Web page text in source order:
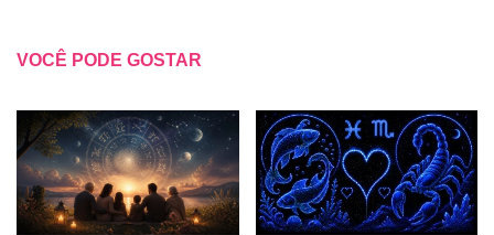
VOCÊ PODE GOSTAR